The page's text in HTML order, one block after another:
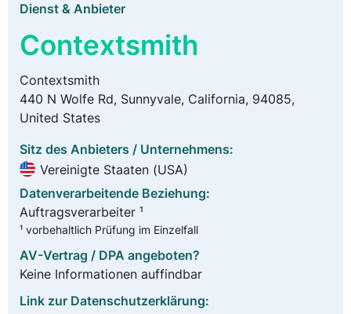
Dienst & Anbieter
Contextsmith
Contextsmith
440 N Wolfe Rd, Sunnyvale, California, 94085,
United States
Sitz des Anbieters / Unternehmens:
Vereinigte Staaten (USA)
Datenverarbeitende Beziehung:
Auftragsverarbeiter ¹
¹ vorbehaltlich Prüfung im Einzelfall
AV-Vertrag / DPA angeboten?
Keine Informationen auffindbar
Link zur Datenschutzerklärung: